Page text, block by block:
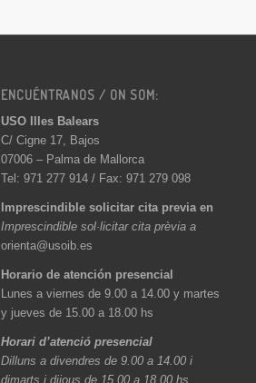
ENCUÉNTRANOS / ON SOM:
USO Illes Balears
C/ Cigne 17, Bajos
07006 – Palma de Mallorca
Tel: 971 277 914 / Fax: 971 279 098
Imprescindible solicitar cita previa en
Imprescindible sol·licitar cita prèvia a
orienta@usoib.es
Horario de atención presencial
Lunes a viernes de 9.00 a 14.00 y martes
y jueves de 15.00 a 18.00 hs
Horari d’atenció presencial
Dilluns a divendres de 9.00 a 14.00 i
dimarts i dijous de 15.00 a 18.00 hs